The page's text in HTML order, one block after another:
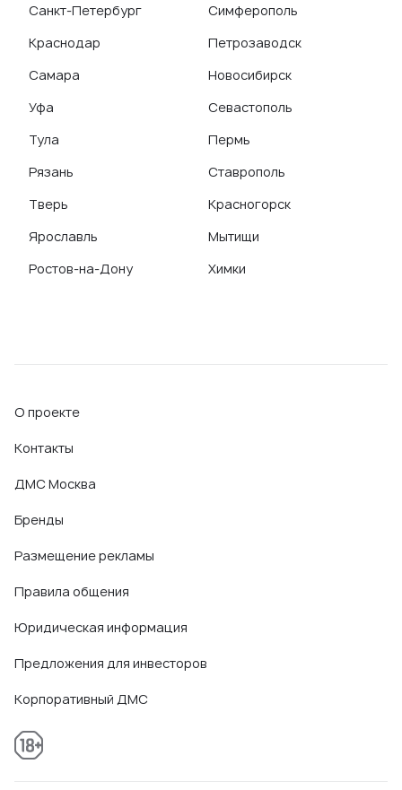
Санкт-Петербург
Краснодар
Самара
Уфа
Тула
Рязань
Тверь
Ярославль
Ростов-на-Дону
Симферополь
Петрозаводск
Новосибирск
Севастополь
Пермь
Ставрополь
Красногорск
Мытищи
Химки
О проекте
Контакты
ДМС Москва
Бренды
Размещение рекламы
Правила общения
Юридическая информация
Предложения для инвесторов
Корпоративный ДМС